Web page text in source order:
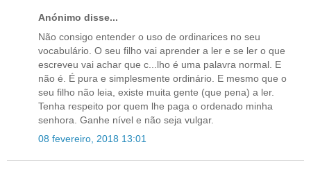
Anónimo disse...
Não consigo entender o uso de ordinarices no seu
vocabulário. O seu filho vai aprender a ler e se ler o que
escreveu vai achar que c...lho é uma palavra normal. E
não é. É pura e simplesmente ordinário. E mesmo que o
seu filho não leia, existe muita gente (que pena) a ler.
Tenha respeito por quem lhe paga o ordenado minha
senhora. Ganhe nível e não seja vulgar.
08 fevereiro, 2018 13:01